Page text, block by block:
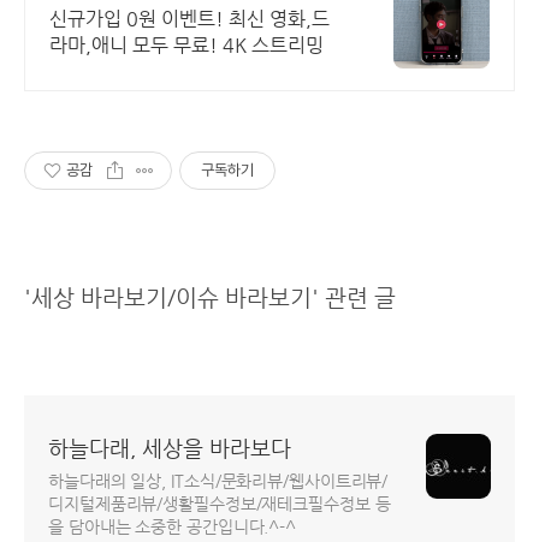
간 보기!
신규가입 0원 이벤트! 최신 영화,드
라마,애니 모두 무료! 4K 스트리밍
공감 구독하기
'세상 바라보기/이슈 바라보기' 관련 글
하늘다래, 세상을 바라보다
하늘다래의 일상, IT소식/문화리뷰/웹사이트리뷰/
디지털제품리뷰/생활필수정보/재테크필수정보 등
을 담아내는 소중한 공간입니다.^-^